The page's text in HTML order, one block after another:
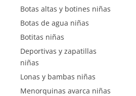
Botas altas y botines niñas
Botas de agua niñas
Botitas niñas
Deportivas y zapatillas
niñas
Lonas y bambas niñas
Menorquinas avarca niñas